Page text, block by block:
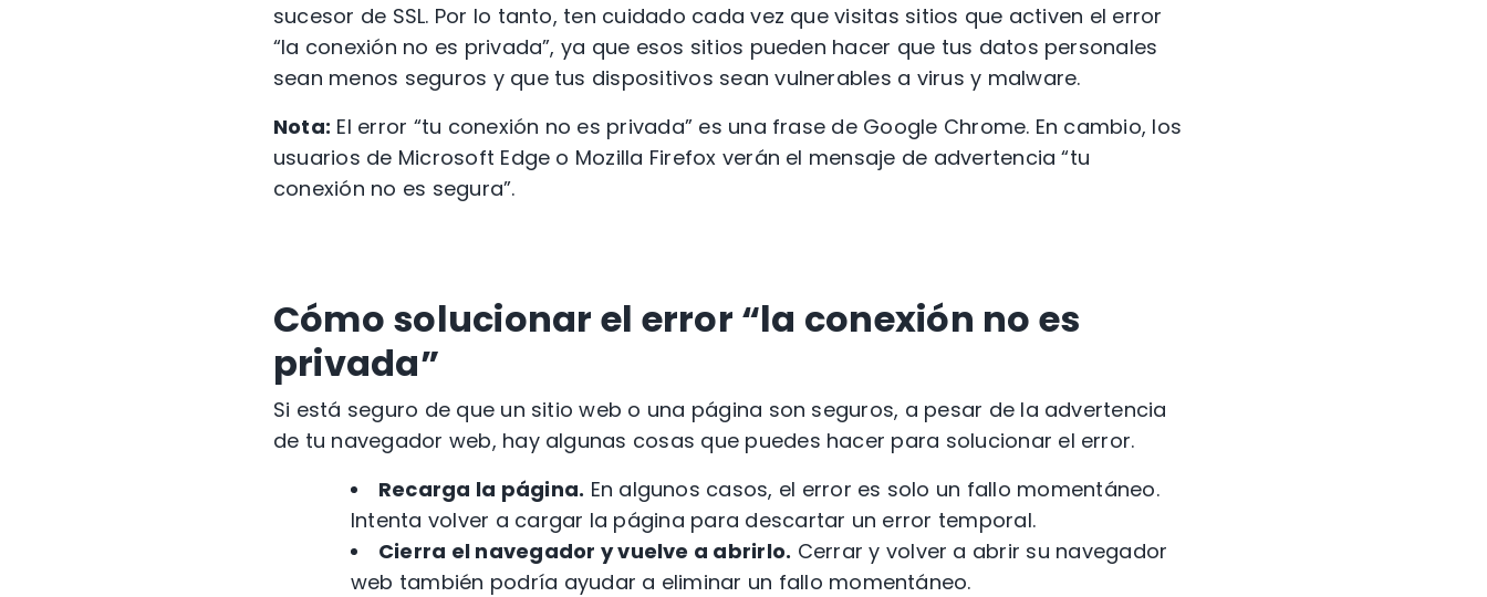
sucesor de SSL. Por lo tanto, ten cuidado cada vez que visitas sitios que activen el error
“la conexión no es privada”, ya que esos sitios pueden hacer que tus datos personales
sean menos seguros y que tus dispositivos sean vulnerables a virus y malware.
Nota: El error “tu conexión no es privada” es una frase de Google Chrome. En cambio, los
usuarios de Microsoft Edge o Mozilla Firefox verán el mensaje de advertencia “tu
conexión no es segura”.
Cómo solucionar el error “la conexión no es
privada”
Si está seguro de que un sitio web o una página son seguros, a pesar de la advertencia
de tu navegador web, hay algunas cosas que puedes hacer para solucionar el error.
Recarga la página. En algunos casos, el error es solo un fallo momentáneo.
Intenta volver a cargar la página para descartar un error temporal.
Cierra el navegador y vuelve a abrirlo. Cerrar y volver a abrir su navegador
web también podría ayudar a eliminar un fallo momentáneo.